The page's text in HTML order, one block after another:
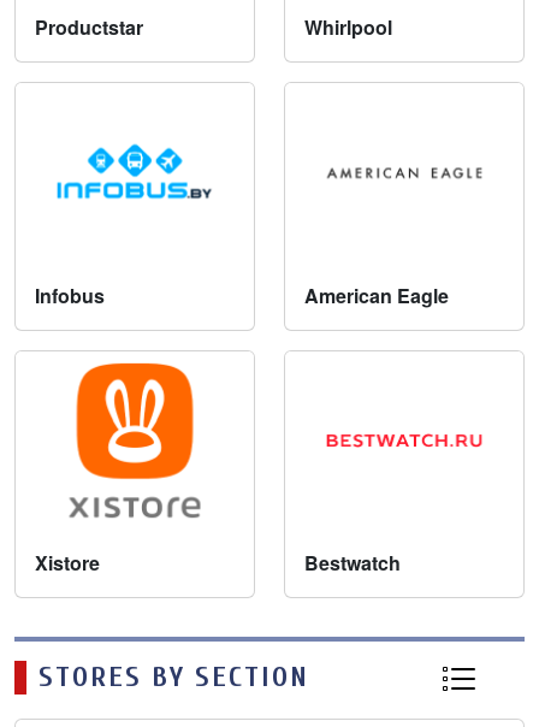
Productstar Whirlpool
Infobus American Eagle
Xistore Bestwatch
STORES BY SECTION